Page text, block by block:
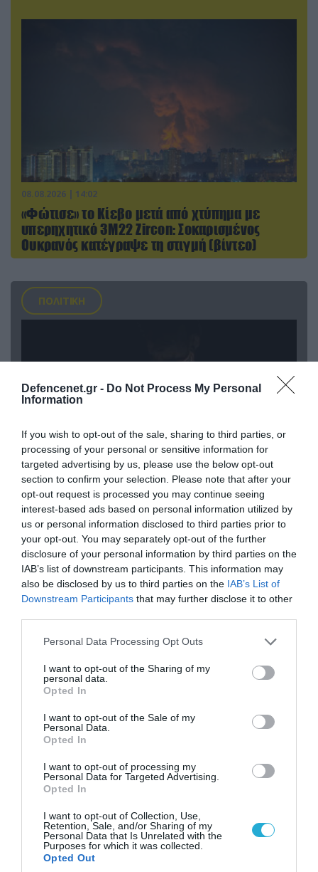
Defencenet.gr - Do Not Process My Personal
Information
If you wish to opt-out of the sale, sharing to third parties, or
processing of your personal or sensitive information for
targeted advertising by us, please use the below opt-out
section to confirm your selection. Please note that after your
opt-out request is processed you may continue seeing
interest-based ads based on personal information utilized by
us or personal information disclosed to third parties prior to
your opt-out. You may separately opt-out of the further
disclosure of your personal information by third parties on the
IAB’s list of downstream participants. This information may
also be disclosed by us to third parties on the IAB’s List of
Downstream Participants that may further disclose it to other
Please note that this website/app uses one or more Google
not limited to your visit or usage behaviour. You may click to
grant or deny consent to Google and its third-party tags to
use your data for below specified purposes in below Google
consent section.
Personal Data Processing Opt Outs
I want to opt-out of the Sharing of my
personal data.
Opted In
I want to opt-out of the Sale of my
Personal Data.
Opted In
I want to opt-out of processing my
Personal Data for Targeted Advertising.
Opted In
I want to opt-out of Collection, Use,
Retention, Sale, and/or Sharing of my
Personal Data that Is Unrelated with the
Purposes for which it was collected.
Opted Out
08.08.2026 | 14:02
«Φώτισε» το Κίεβο μετά από χτύπημα με
υπερηχητικό 3M22 Zircon: Σοκαρισμένος
Ουκρανός κατέγραψε τη στιγμή (βίντεο)
ΠΟΛΙΤΙΚΗ
08.08.2026 | 09:02
«Η απόλυτη τραγωδία»: Η «αιχμηρή» ανάρτηση
του Αρκά για τα τατουάζ (φωτο)
07.08.2026 | 20:02
Κωνσταντίνο Ζούλα από τον ΣΚΑΪ – Ο λόγος της
απομάκρυνσής του